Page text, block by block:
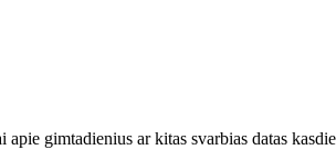
gimtadienius ar kitas svarbias datas